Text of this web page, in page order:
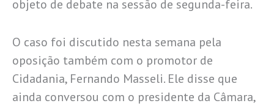
objeto de debate na sessão de segunda-feira.
O caso foi discutido nesta semana pela
oposição também com o promotor de
Cidadania, Fernando Masseli. Ele disse que
ainda conversou com o presidente da Câmara,